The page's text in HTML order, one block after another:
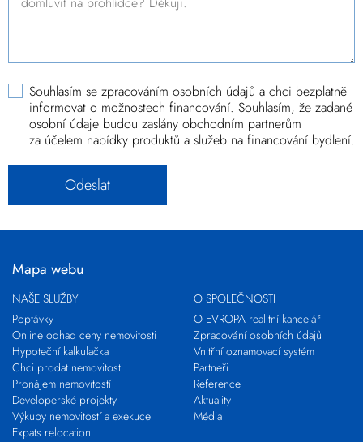
Souhlasím se zpracováním osobních údajů a chci bezplatně
informovat o možnostech financování. Souhlasím, že zadané
osobní údaje budou zaslány obchodním partnerům
za účelem nabídky produktů a služeb na financování bydlení.
Mapa webu
NAŠE SLUŽBY
Poptávky
Online odhad ceny nemovitosti
Hypoteční kalkulačka
Chci prodat nemovitost
Pronájem nemovitostí
Developerské projekty
Výkupy nemovitostí a exekuce
Expats relocation
O SPOLEČNOSTI
O EVROPA realitní kancelář
Zpracování osobních údajů
Vnitřní oznamovací systém
Partneři
Reference
Aktuality
Média